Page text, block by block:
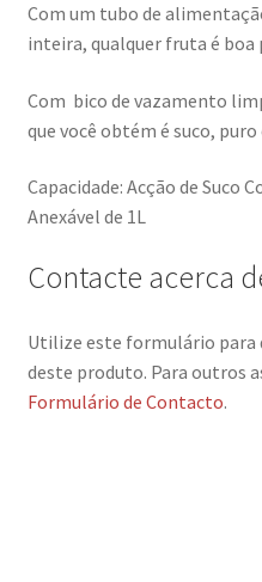
Com um tubo de
inteira, qualquer fruta é boa
Com bico de vazamento
que você obtém é suco,
Capacidade: Acção de Suco
Anexável de 1L
Contacte acerca
Utilize este formulário para
deste produto. Para outros
Formulário de Contacto.